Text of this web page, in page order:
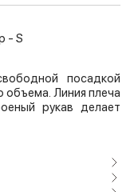
- S
посадкой
объема. Линия плеча
рукав делает